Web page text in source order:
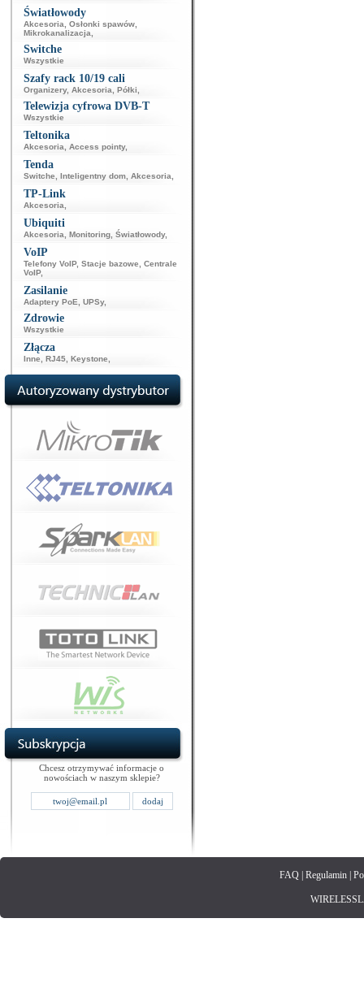
Światłowody
Akcesoria Osłonki spawów
Mikrokanalizacja
Switche
Wszystkie
Szafy rack 10/19 cali
Organizery, Akcesoria Półki
Telewizja cyfrowa DVB-T
Wszystkie
Teltonika
Akcesoria Access pointy,
Tenda
Switche Inteligentny dom Akcesoria
TP-Link
Akcesoria
Ubiquiti
Akcesoria Monitoring Światłowody,
VoIP
Telefony VoIP, Stacje bazowe
Centrale
VoIP,
Zasilanie
Adaptery PoE UPSy,
Zdrowie
Wszystkie
Złącza
Inne RJ45 Keystone
Chcesz otrzymywać informacje o
nowościach w naszym sklepie?
FAQ| Regulamin|